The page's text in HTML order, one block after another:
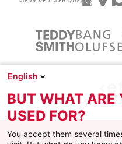
English
BUT WHAT ARE
USED FOR?
You accept them several